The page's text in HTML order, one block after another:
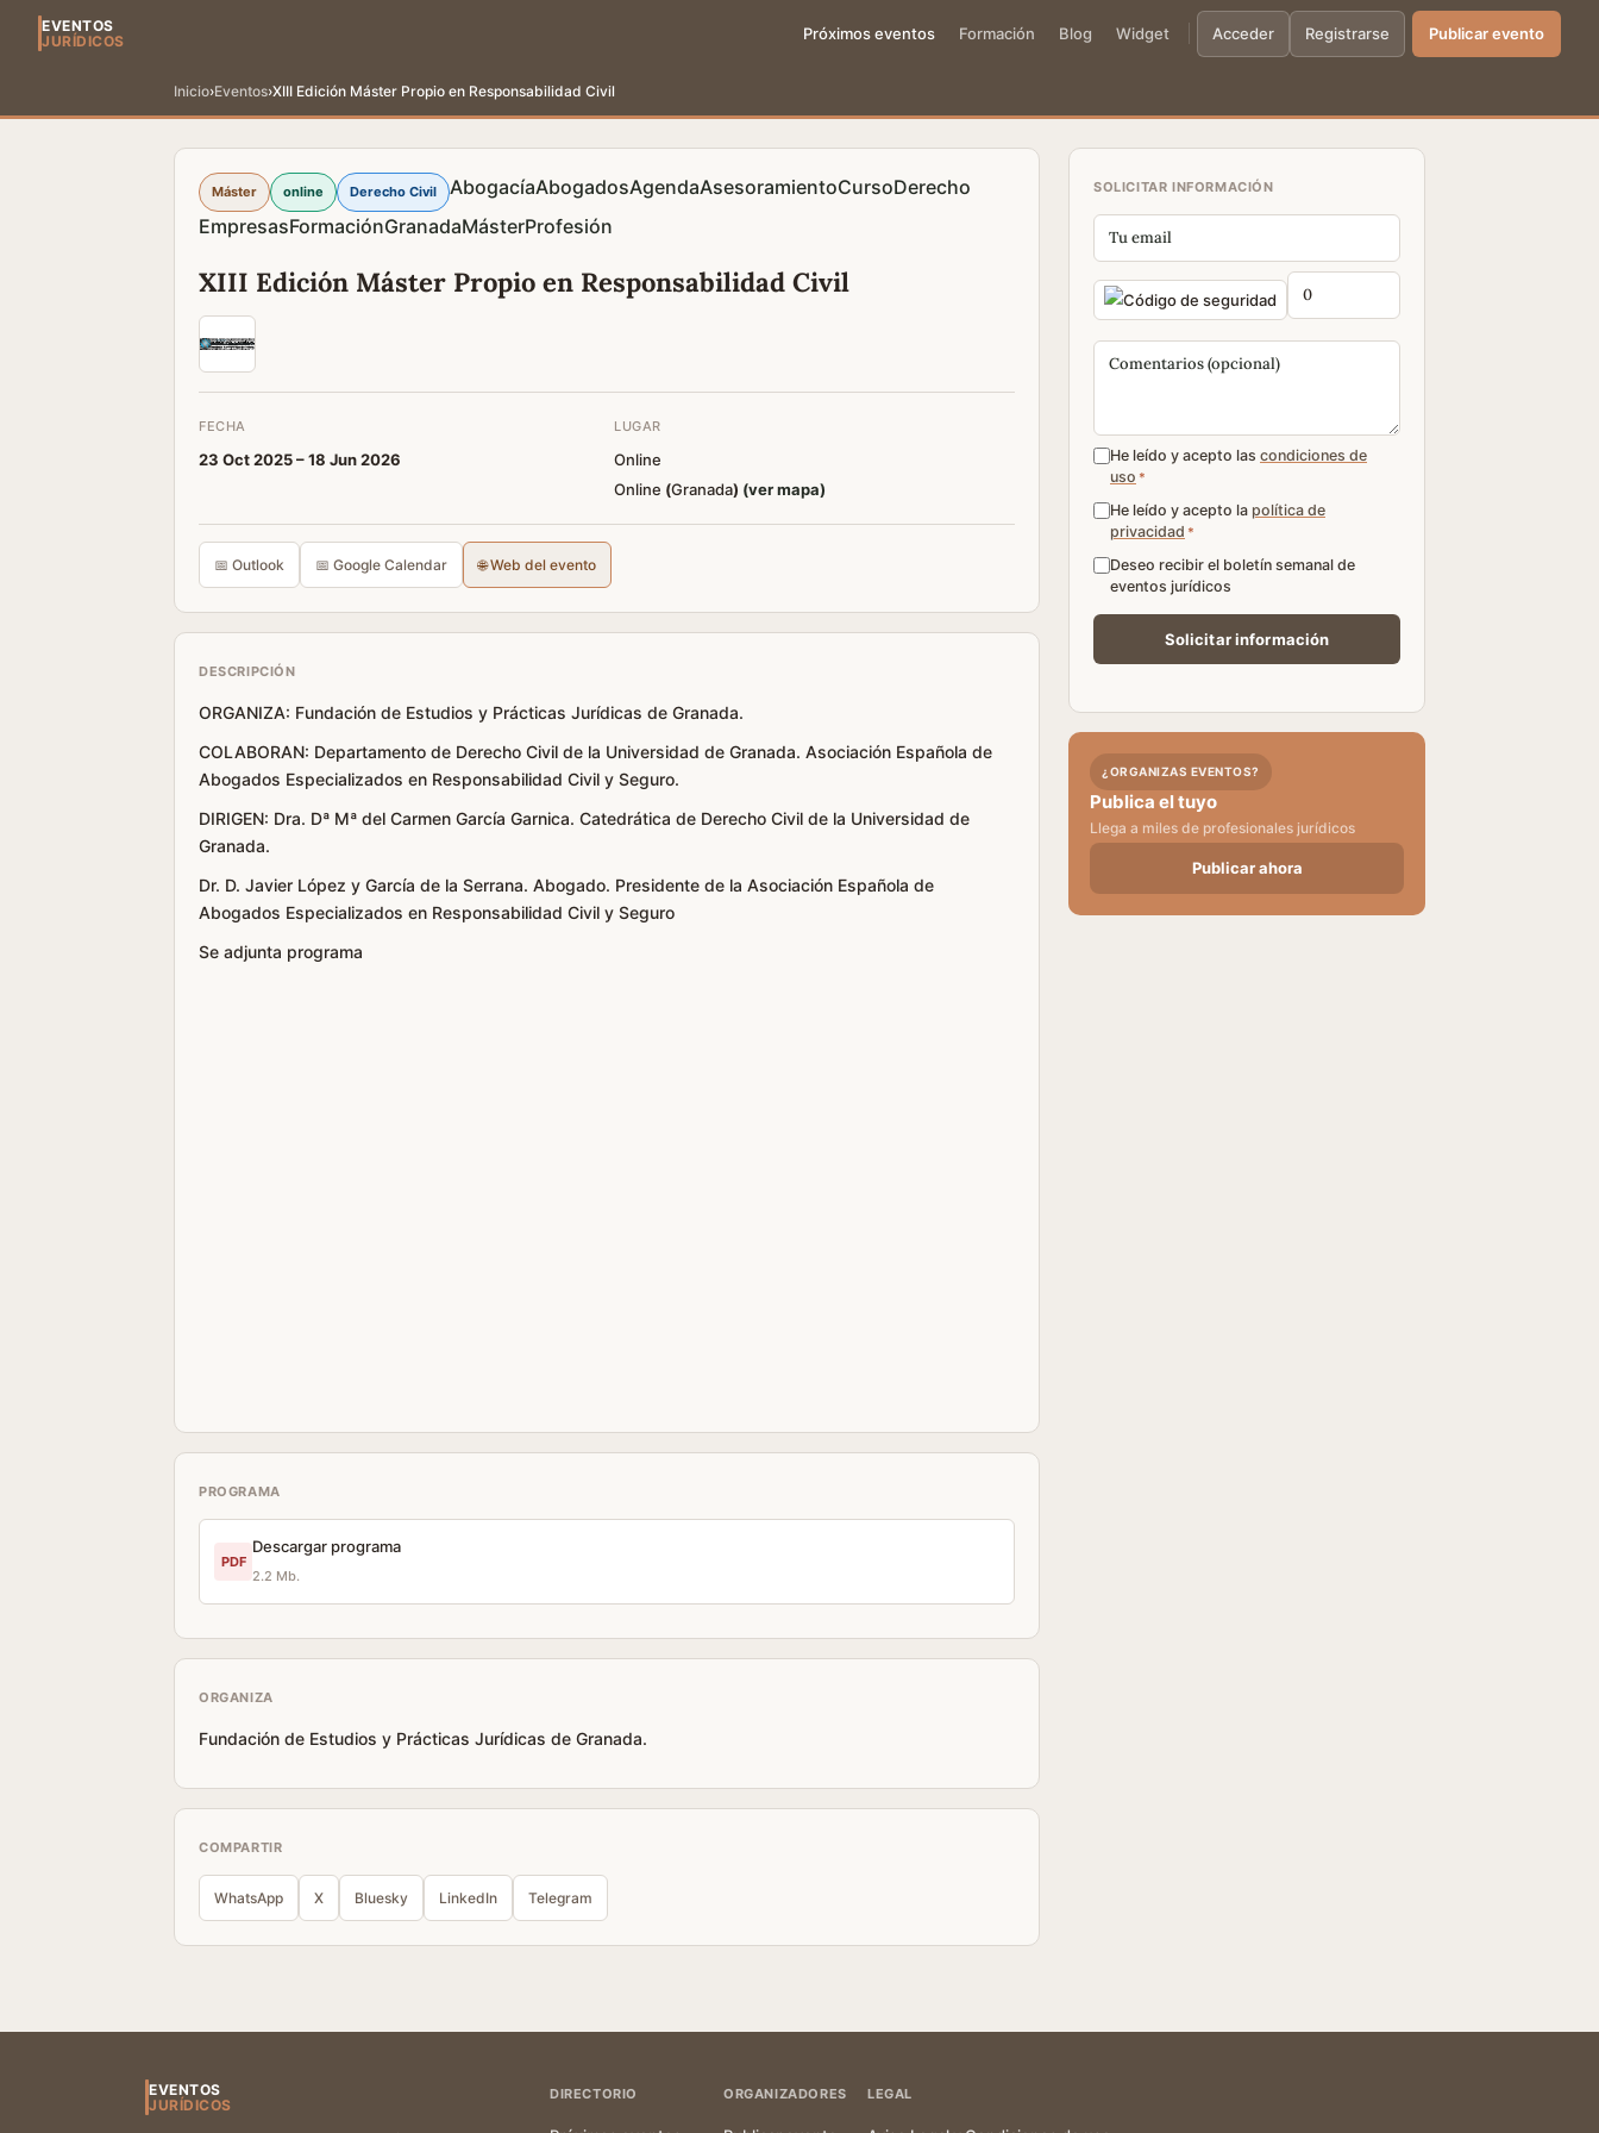
EVENTOS
JURÍDICOS
Próximos eventos Formación Blog Widget Acceder Registrarse Publicar evento
Inicio›Eventos›XIII Edición Máster Propio en Responsabilidad Civil
Máster online Derecho Civil AbogacíaAbogadosAgendaAsesoramientoCursoDerecho
EmpresasFormaciónGranadaMásterProfesión
XIII Edición Máster Propio en Responsabilidad Civil
FECHA
23 Oct 2025 –18 Jun 2026
LUGAR
Online
Online (Granada) (ver mapa)
📅 Outlook 📅 Google Calendar 🌐 Web del evento
DESCRIPCIÓN
ORGANIZA: Fundación de Estudios y Prácticas Jurídicas de Granada.
COLABORAN: Departamento de Derecho Civil de la Universidad de Granada. Asociación Española de
Abogados Especializados en Responsabilidad Civil y Seguro.
DIRIGEN: Dra. Dª Mª del Carmen García Garnica. Catedrática de Derecho Civil de la Universidad de
Granada.
Dr. D. Javier López y García de la Serrana. Abogado. Presidente de la Asociación Española de
Abogados Especializados en Responsabilidad Civil y Seguro
Se adjunta programa
PROGRAMA
PDF
Descargar programa
2.2 Mb.
ORGANIZA
Fundación de Estudios y Prácticas Jurídicas de Granada.
COMPARTIR
WhatsApp X Bluesky LinkedIn Telegram
SOLICITAR INFORMACIÓN
He leído y acepto las condiciones de
uso *
He leído y acepto la política de
privacidad *
Deseo recibir el boletín semanal de
eventos jurídicos
¿ORGANIZAS EVENTOS?
Publica el tuyo
Llega a miles de profesionales jurídicos
Publicar ahora
EVENTOS
JURÍDICOS
DIRECTORIO ORGANIZADORES LEGAL